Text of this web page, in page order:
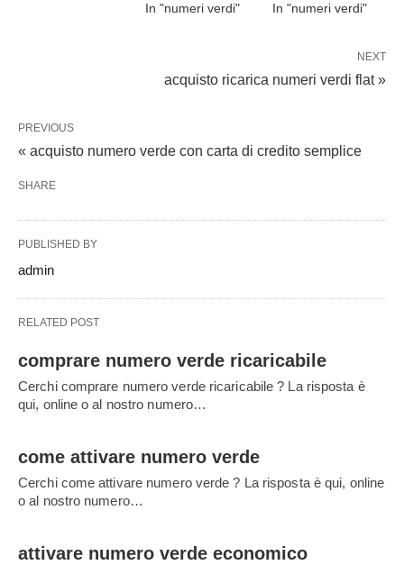
In "numeri verdi"
In "numeri verdi"
NEXT
acquisto ricarica numeri verdi flat »
PREVIOUS
« acquisto numero verde con carta di credito semplice
SHARE
PUBLISHED BY
admin
RELATED POST
comprare numero verde ricaricabile
Cerchi comprare numero verde ricaricabile ? La risposta è
qui, online o al nostro numero…
come attivare numero verde
Cerchi come attivare numero verde ? La risposta è qui, online
o al nostro numero…
attivare numero verde economico